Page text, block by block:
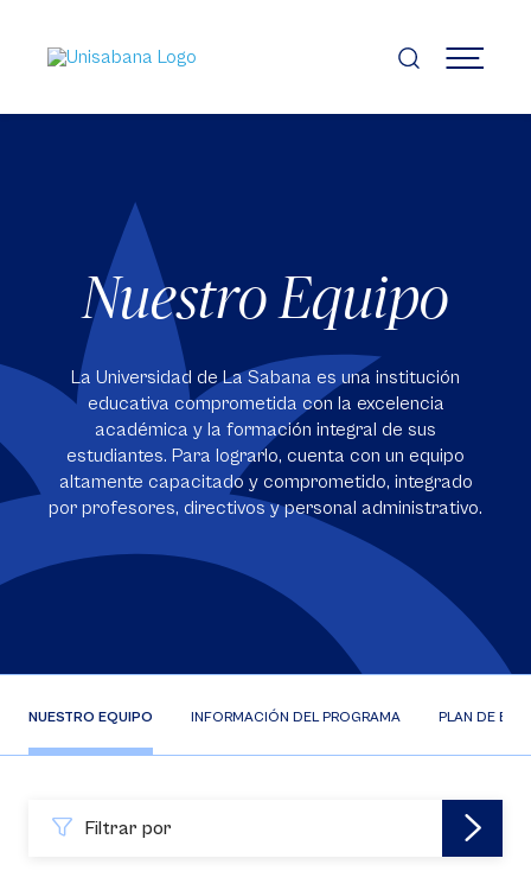
contenido
principal
MENÚ
Nuestro Equipo
La Universidad de La Sabana es una institución
educativa comprometida con la excelencia
académica y la formación integral de sus
estudiantes. Para lograrlo, cuenta con un equipo
altamente capacitado y comprometido, integrado
por profesores, directivos y personal administrativo.
NUESTRO EQUIPO INFORMACIÓN DEL PROGRAMA PLAN DE
Filtrar por